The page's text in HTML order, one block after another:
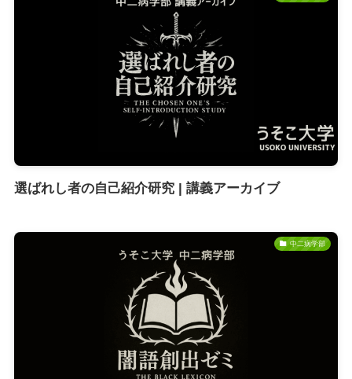
選ばれし者の自己紹介研究 | 講義アーカイブ
中二病学部